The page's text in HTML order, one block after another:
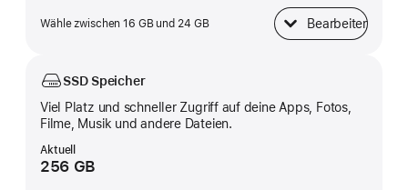
Wähle zwischen 16 GB und 24 GB Bearbeiten
Gemeinsamer
SSD Speicher
Viel Platz und schneller Zugriff auf deine Apps, Fotos,
Filme, Musik und andere Dateien.
Aktuell
256 GB